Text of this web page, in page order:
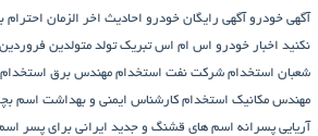
آگهی خودرو آگهی رایگان خودرو احادیث اخر الزمان احترام
نکنید اخبار خودرو اس ام اس تبریک تولد متولدین فروردین
شعبان استخدام شرکت نفت استخدام مهندس برق
مهندس مکانیک استخدام کارشناس ایمنی و بهداشت اسم
آریایی پسرانه اسم های قشنگ و جدید ایرانی برای پسر